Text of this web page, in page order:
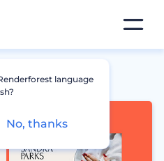
language
No, thanks